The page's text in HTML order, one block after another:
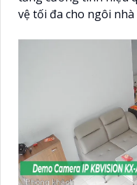
vệ tối đa cho ngôi